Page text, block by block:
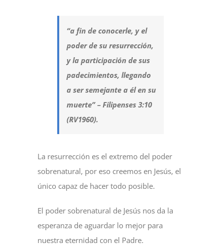
“a fin de conocerle, y el
poder de su resurrección,
y la participación de sus
padecimientos, llegando
a ser semejante a él en su
muerte” – Filipenses 3:10
(RV1960).
La resurrección es el extremo del poder
sobrenatural, por eso creemos en Jesús, el
único capaz de hacer todo posible.
El poder sobrenatural de Jesús nos da la
esperanza de aguardar lo mejor para
nuestra eternidad con el Padre.